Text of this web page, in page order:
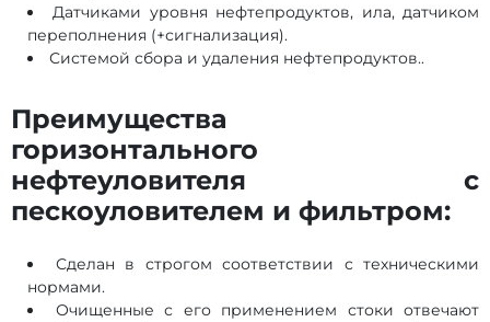
Датчиками уровня нефтепродуктов, ила, датчиком
переполнения (+сигнализация).
Системой сбора и удаления нефтепродуктов..
Преимущества
горизонтального
нефтеуловителя c
пескоуловителем и фильтром:
Сделан в строгом соответствии с техническими
нормами.
Очищенные с его применением стоки отвечают